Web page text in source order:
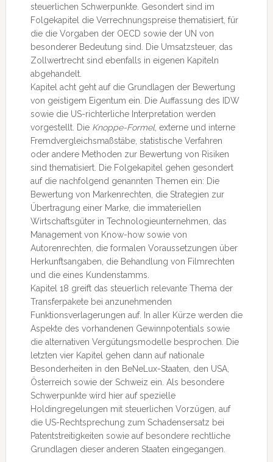
steuerlichen Schwerpunkte. Gesondert sind im
Folgekapitel die Verrechnungspreise thematisiert, für
die die Vorgaben der OECD sowie der UN von
besonderer Bedeutung sind. Die Umsatzsteuer, das
Zollwertrecht sind ebenfalls in eigenen Kapiteln
abgehandelt.
Kapitel acht geht auf die Grundlagen der Bewertung
von geistigem Eigentum ein. Die Auffassung des IDW
sowie die US-richterliche Interpretation werden
vorgestellt. Die Knoppe-Formel, externe und interne
Fremdvergleichsmaßstäbe, statistische Verfahren
oder andere Methoden zur Bewertung von Risiken
sind thematisiert. Die Folgekapitel gehen gesondert
auf die nachfolgend genannten Themen ein: Die
Bewertung von Markenrechten, die Strategien zur
Übertragung einer Marke, die immateriellen
Wirtschaftsgüter in Technologieunternehmen, das
Management von Know-how sowie von
Autorenrechten, die formalen Voraussetzungen über
Herkunftsangaben, die Behandlung von Filmrechten
und die eines Kundenstamms.
Kapitel 18 greift das steuerlich relevante Thema der
Transferpakete bei anzunehmenden
Funktionsverlagerungen auf. In aller Kürze werden die
Aspekte des vorhandenen Gewinnpotentials sowie
die alternativen Vergütungsmodelle besprochen. Die
letzten vier Kapitel gehen dann auf nationale
Besonderheiten in den BeNeLux-Staaten, den USA,
Österreich sowie der Schweiz ein. Als besondere
Schwerpunkte wird hier auf spezielle
Holdingregelungen mit steuerlichen Vorzügen, auf
die US-Rechtsprechung zum Schadensersatz bei
Patentstreitigkeiten sowie auf besondere rechtliche
Grundlagen dieser anderen Staaten eingegangen.